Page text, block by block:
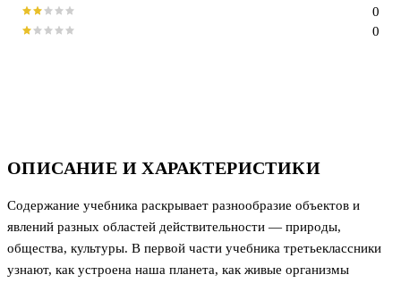
ОПИСАНИЕ И ХАРАКТЕРИСТИКИ
Содержание учебника раскрывает разнообразие объектов и
явлений разных областей действительности — природы,
общества, культуры. В первой части учебника третьеклассники
узнают, как устроена наша планета, как живые организмы
0
0